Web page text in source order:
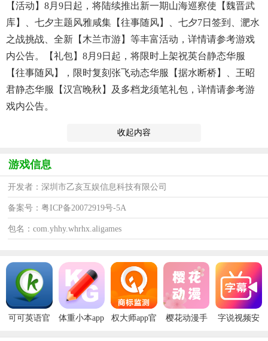
【活动】8月9日起，将陆续推出新一期山海巡察使【魏晋武
库】、七夕主题风雅咸集【往事随风】、七夕7日签到、淝水
之战挑战、全新【木兰市游】等丰富活动，详情请参考游戏
内公告。【礼包】8月9日起，将限时上架祝英台静态华服
【往事随风】，限时复刻张飞动态华服【据水断桥】、王昭
君静态华服【汉宫晚秋】及多档龙须笔礼包，详情请参考游
戏内公告。
收起内容
游戏信息
开发者：深圳市乙亥互娱信息科技有限公司
备案号：粤ICP备20072919号-5A
包名：com.yhhy.whrhx.aligames
可可英语官
体重小本app
权大师app官
樱花动漫手
字说视频安